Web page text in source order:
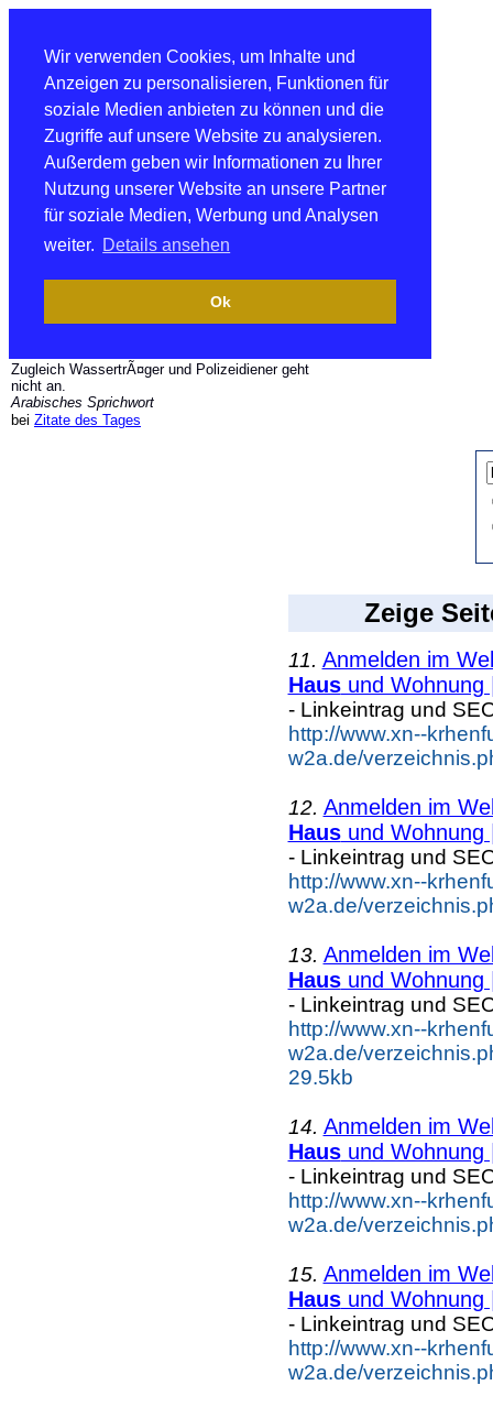
Wir verwenden Cookies, um Inhalte und
Anzeigen zu personalisieren, Funktionen für
soziale Medien anbieten zu können und die
Zugriffe auf unsere Website zu analysieren.
Außerdem geben wir Informationen zu Ihrer
Nutzung unserer Website an unsere Partner
für soziale Medien, Werbung und Analysen
weiter. Details ansehen
Ok
Zugleich WassertrÃ¤ger und Polizeidiener geht
nicht an.
Arabisches Sprichwort
bei Zitate des Tages
Zeige
11. Anmelden im
Hausund Wohnung
- Linkeintrag und
http://www.xn--
w2a.de/
12. Anmelden im
Hausund Wohnung
- Linkeintrag und
http://www.xn--
w2a.de/
13. Anmelden im
Hausund Wohnung
- Linkeintrag und
http://www.xn--
w2a.de/
29.5kb
14. Anmelden im
Hausund Wohnung
- Linkeintrag und
http://www.xn--
w2a.de/
15. Anmelden im
Hausund Wohnung
- Linkeintrag und
http://www.xn--
w2a.de/